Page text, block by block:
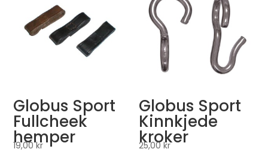
Globus Sport
Fullcheek
hemper
19,00kr
Globus Sport
Kinnkjede
kroker
25,00kr